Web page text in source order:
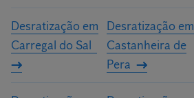
Desratização em
Carregal do Sal
Desratização em
Castanheira de
Pera